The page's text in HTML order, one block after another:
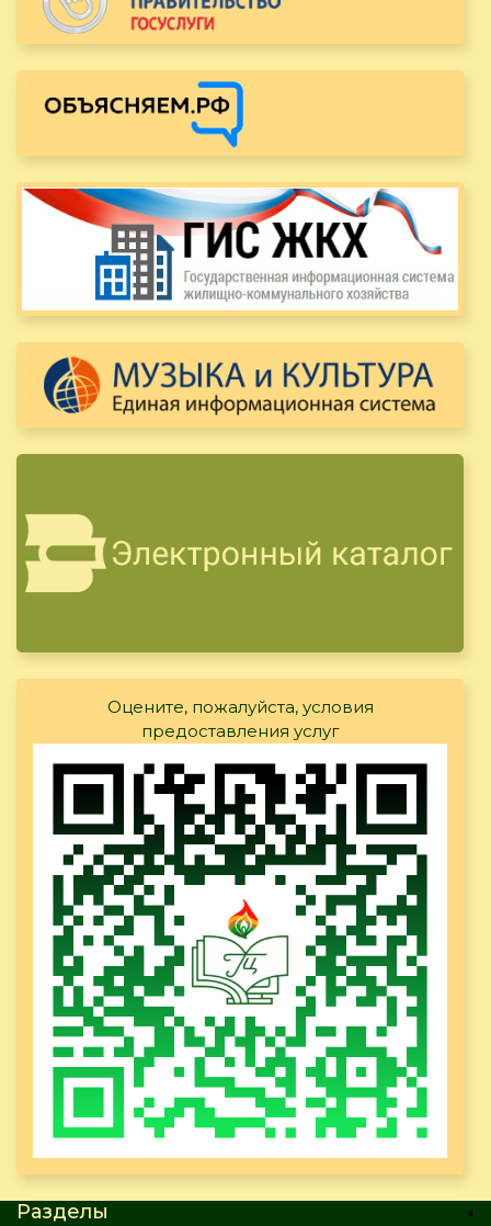
Оцените, пожалуйста, условия
предоставления услуг
Разделы